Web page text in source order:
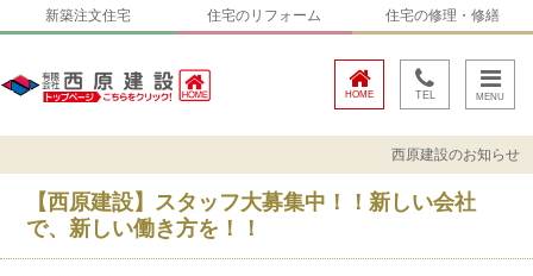
新築注文住宅 住宅のリフォーム 住宅の修理・修繕
TEL
HOME
西原建設のお知らせ
【西原建設】スタッフ大募集中！！新しい会社
で、新しい働き方を！！